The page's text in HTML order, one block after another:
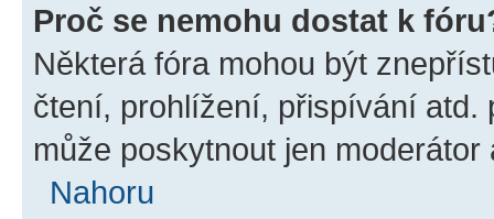
Proč se nemohu dostat k
Některá fóra mohou být
čtení, prohlížení, přispívání atd.
může poskytnout jen
Nahoru